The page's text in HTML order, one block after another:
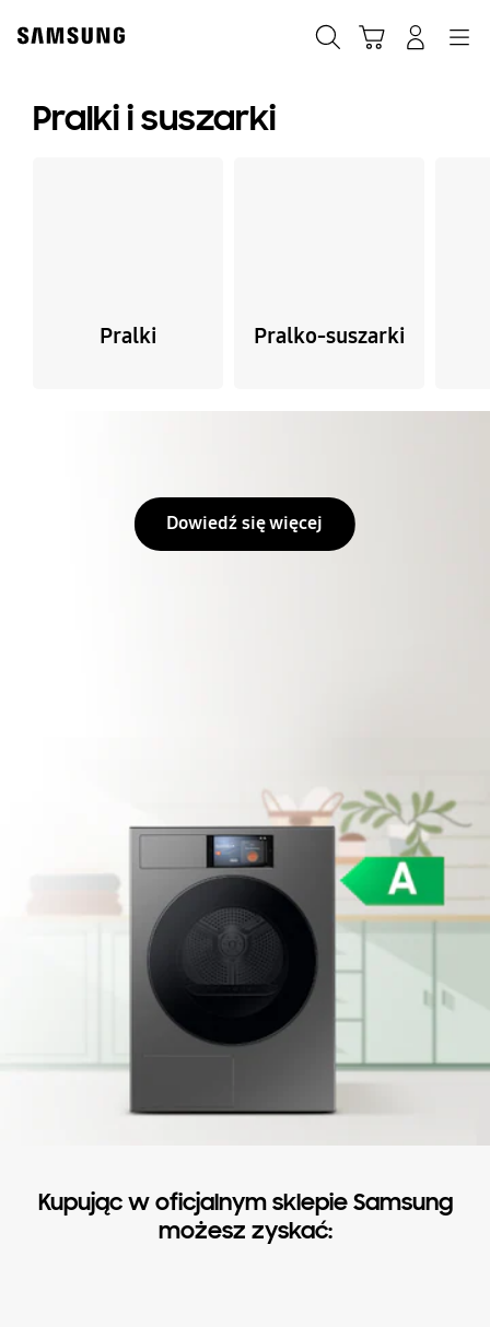
content
Pralki i suszarki
Pralki Pralko-suszarki
Dowiedź się więcej
Kupując w oficjalnym sklepie Samsung
możesz zyskać: